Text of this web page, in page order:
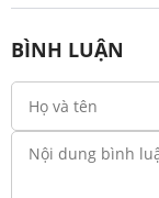
BÌNH LUẬN